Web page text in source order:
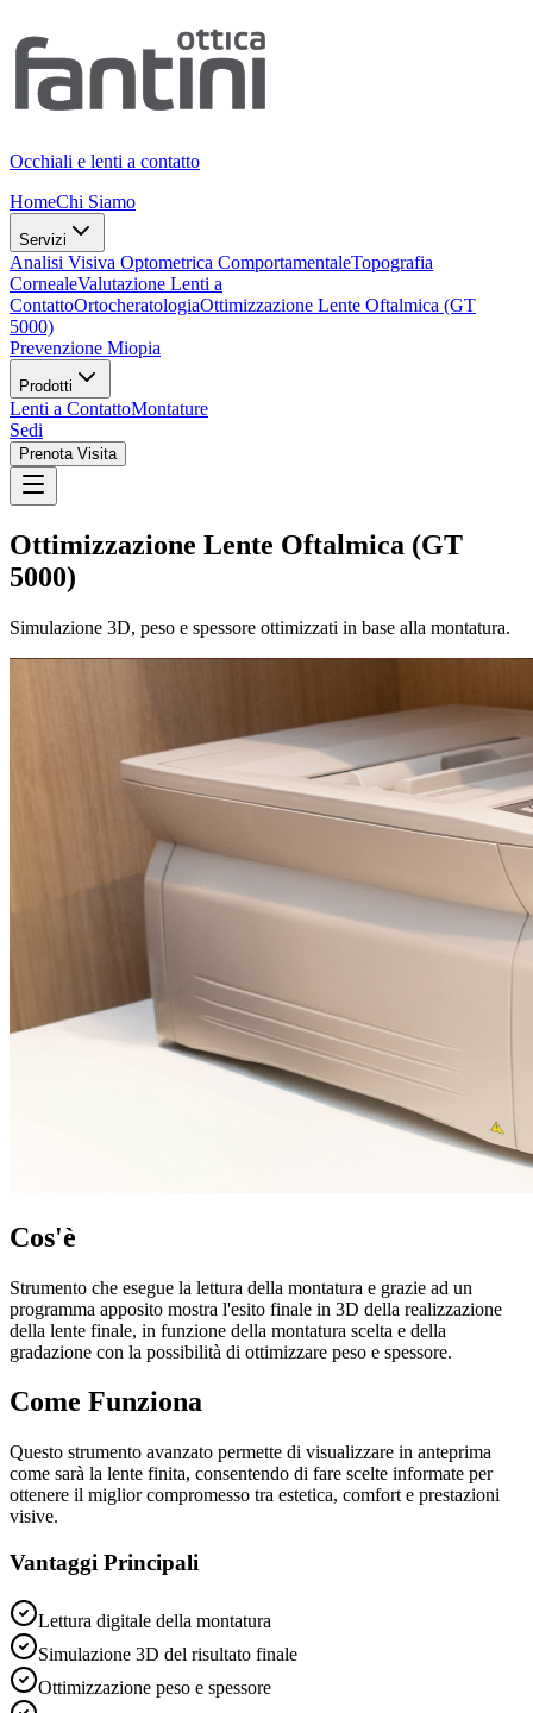
Occhiali e lenti a contatto
HomeChi Siamo
Servizi
Analisi Visiva Optometrica ComportamentaleTopografia
CornealeValutazione Lenti a
ContattoOrtocheratologiaOttimizzazione Lente Oftalmica (GT
5000)
Prevenzione Miopia
Prodotti
Lenti a ContattoMontature
Sedi
Prenota Visita
Ottimizzazione Lente Oftalmica (GT
5000)
Simulazione 3D, peso e spessore ottimizzati in base alla montatura.
Cos'è
Strumento che esegue la lettura della montatura e grazie ad un
programma apposito mostra l'esito finale in 3D della realizzazione
della lente finale, in funzione della montatura scelta e della
gradazione con la possibilità di ottimizzare peso e spessore.
Come Funziona
Questo strumento avanzato permette di visualizzare in anteprima
come sarà la lente finita, consentendo di fare scelte informate per
ottenere il miglior compromesso tra estetica, comfort e prestazioni
visive.
Vantaggi Principali
Lettura digitale della montatura
Simulazione 3D del risultato finale
Ottimizzazione peso e spessore